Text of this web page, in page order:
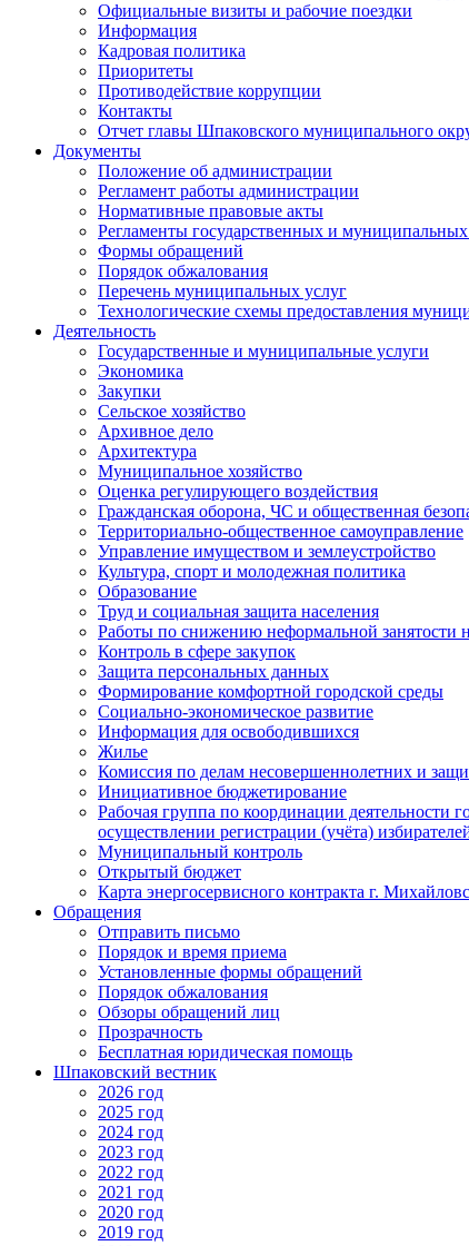
Официальные визиты и рабочие поездки
Информация
Кадровая политика
Приоритеты
Противодействие коррупции
Контакты
Отчет главы Шпаковского муниципального
Документы
Положение об администрации
Регламент работы администрации
Нормативные правовые акты
Регламенты государственных и муниципальных
Формы обращений
Порядок обжалования
Перечень муниципальных услуг
Технологические схемы предоставления
Деятельность
Государственные и муниципальные услуги
Экономика
Закупки
Сельское хозяйство
Архивное дело
Архитектура
Муниципальное хозяйство
Оценка регулирующего воздействия
Гражданская оборона, ЧС и общественная
Территориально-общественное самоуправление
Управление имуществом и землеустройство
Культура, спорт и молодежная политика
Образование
Труд и социальная защита населения
Работы по снижению неформальной занятости
Контроль в сфере закупок
Защита персональных данных
Формирование комфортной городской среды
Социально-экономическое развитие
Информация для освободившихся
Жилье
Комиссия по делам несовершеннолетних и
Инициативное бюджетирование
Рабочая группа по координации деятельности
осуществлении регистрации (учёта)
Муниципальный контроль
Открытый бюджет
Карта энергосервисного контракта г.
Обращения
Отправить письмо
Порядок и время приема
Установленные формы обращений
Порядок обжалования
Обзоры обращений лиц
Прозрачность
Бесплатная юридическая помощь
Шпаковский вестник
2026 год
2025 год
2024 год
2023 год
2022 год
2021 год
2020 год
2019 год